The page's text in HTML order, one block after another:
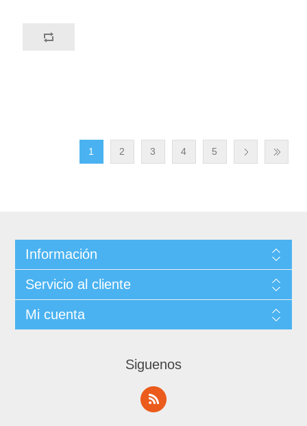
1 2 3 4 5
Información
Servicio al cliente
Mi cuenta
Siguenos